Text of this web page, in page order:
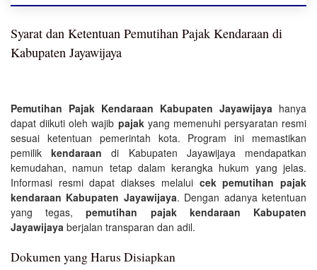
Syarat dan Ketentuan Pemutihan Pajak Kendaraan di
Kabupaten Jayawijaya
Pemutihan Pajak Kendaraan Kabupaten Jayawijaya hanya
dapat diikuti oleh wajib pajakyang memenuhi persyaratan resmi
sesuai ketentuan pemerintah kota. Program ini memastikan
pemilikkendaraan di Kabupaten Jayawijaya mendapatkan
kemudahan, namun tetap dalam kerangka hukum yang jelas.
Informasi resmi dapat diakses melalui cek pemutihan pajak
kendaraan Kabupaten Jayawijaya. Dengan adanya ketentuan
yang tegas,pemutihan pajak kendaraan Kabupaten
Jayawijaya berjalan transparan dan adil.
Dokumen yang Harus Disiapkan